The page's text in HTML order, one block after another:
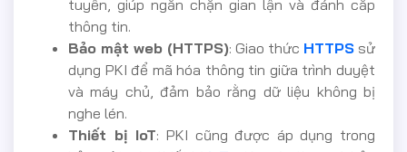
tuyến, giúp ngăn chặn gian lận và đánh cắp
thông tin.
Bảo mật web (HTTPS): Giao thức HTTPS sử
dụng PKI để mã hóa thông tin giữa trình duyệt
và máy chủ, đảm bảo rằng dữ liệu không bị
nghe lén.
Thiết bị IoT: PKI cũng được áp dụng trong